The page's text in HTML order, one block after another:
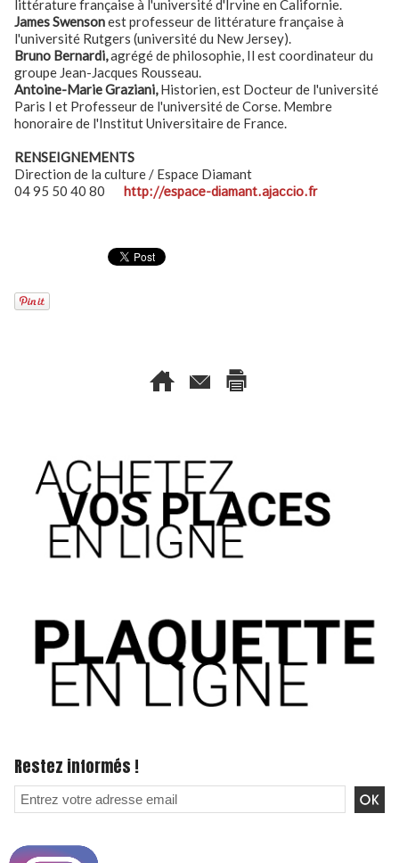
littérature française à l'université d'Irvine en Californie.
James Swensonest professeur de littérature française à
l'université Rutgers (université du New Jersey).
Bruno Bernardi,agrégé de philosophie, Il est coordinateur du
groupe Jean-Jacques Rousseau.
Antoine-Marie Graziani,Historien, est Docteur de l'université
Paris I et Professeur de l'université de Corse. Membre
honoraire de l'Institut Universitaire de France.
RENSEIGNEMENTS
Direction de la culture / Espace Diamant
04 95 50 40 80 http://espace-diamant.ajaccio.fr
Restez informés !